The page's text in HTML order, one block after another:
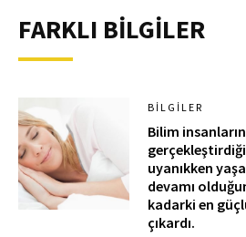
FARKLI BİLGİLER
BILGILER
Bilim
uyanıkken
devamı
kadarki en
çıkardı.